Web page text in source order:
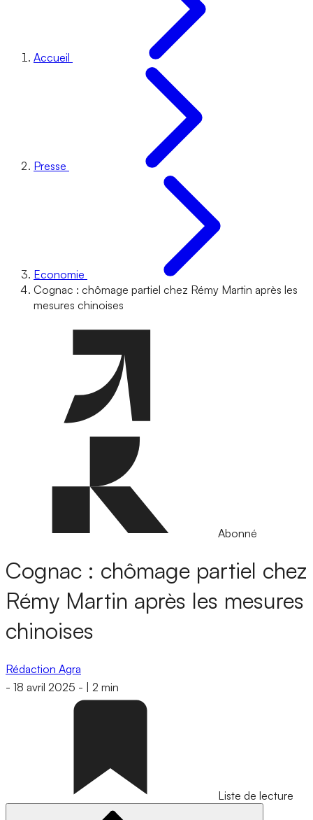
Accueil
Presse
Economie
Cognac : chômage partiel chez Rémy Martin après les
mesures chinoises
Abonné
Cognac : chômage partiel chez
Rémy Martin après les mesures
chinoises
Rédaction Agra
- 18 avril 2025 - 2 min
Liste de lecture